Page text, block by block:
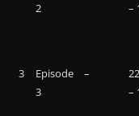
2
–
3
Episode
3
–
–